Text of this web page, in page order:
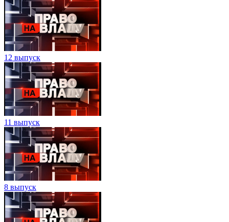
12 выпуск
11 выпуск
8 выпуск